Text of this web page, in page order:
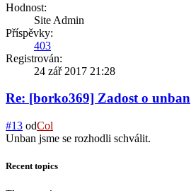
Hodnost:
Site Admin
Příspěvky:
403
Registrován:
24 zář 2017 21:28
Re: [borko369] Zadost o unban
#13 odCol
Unban jsme se rozhodli schválit.
Recent topics